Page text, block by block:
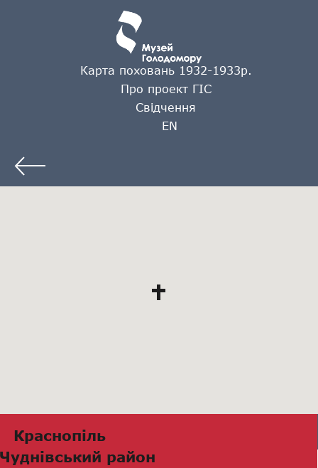
Карта поховань 1932-1933р.
Про проект ГІС
Свідчення
EN
Краснопіль
Чуднівський район